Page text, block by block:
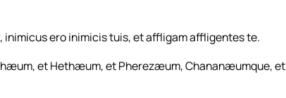
ero inimicis tuis, et affligam affligentes te.
et Hethæum, et Pherezæum, Chananæumque, et